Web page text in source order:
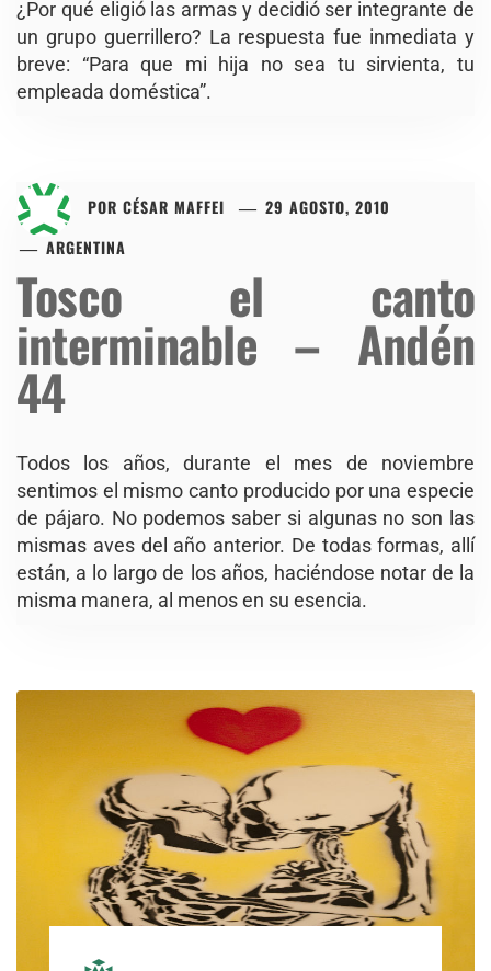
¿Por qué eligió las armas y decidió ser integrante de
un grupo guerrillero? La respuesta fue inmediata y
breve: “Para que mi hija no sea tu sirvienta, tu
empleada doméstica”.
POR CÉSAR MAFFEI
29 AGOSTO, 2010
ARGENTINA
Tosco el canto
interminable – Andén
44
Todos los años, durante el mes de noviembre
sentimos el mismo canto producido por una especie
de pájaro. No podemos saber si algunas no son las
mismas aves del año anterior. De todas formas, allí
están, a lo largo de los años, haciéndose notar de la
misma manera, al menos en su esencia.